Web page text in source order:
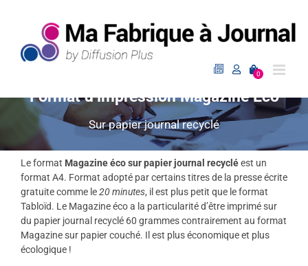
0
Format d’impression Magazine Éco
Sur papier journal recyclé
Le format Magazine éco sur papier journal recycléest un
format A4. Format adopté par certains titres de la presse écrite
gratuite comme le20 minutes, il est plus petit que le format
Tabloïd. Le Magazine éco a la particularité d’être imprimé sur
du papier journal recyclé 60 grammes contrairement au format
Magazine sur papier couché. Il est plus économique et plus
écologique !